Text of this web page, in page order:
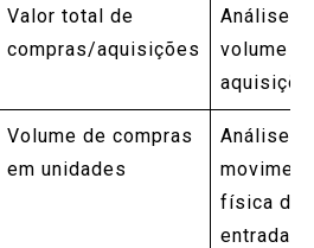
Valor total de
compras/aquisições
Análise
volume
Volume de compras
em unidades
Análise
física de
entradas